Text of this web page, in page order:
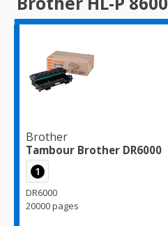
Brother
Tambour Brother DR6000
1
DR6000
20000 pages